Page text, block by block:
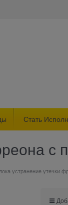
Стать
с
устранение утечки